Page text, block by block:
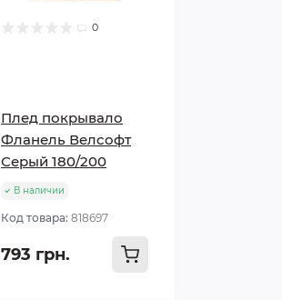
0
Плед покрывало
Фланель Велсофт
Серый 180/200
В наличии
Код товара: 818697
793 грн.